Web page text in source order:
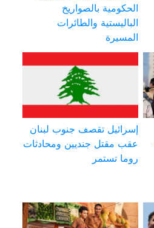
الحكومية بالصواريخ
الباليستية والطائرات
المسيرة
إسرائيل تقصف جنوب لبنان
عقب مقتل جنديين ومحادثات
روما تستمر